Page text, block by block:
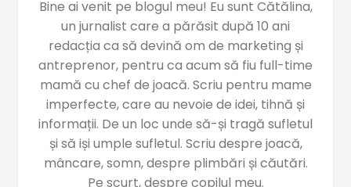
Bine ai venit pe blogul meu! Eu sunt Cătălina,
un jurnalist care a părăsit după 10 ani
redacția ca să devină om de marketing și
antreprenor, pentru ca acum să fiu full-time
mamă cu chef de joacă. Scriu pentru mame
imperfecte, care au nevoie de idei, tihnă și
informații. De un loc unde să-și tragă sufletul
și să iși umple sufletul. Scriu despre joacă,
mâncare, somn, despre plimbări și căutări.
Pe scurt, despre copilul meu.